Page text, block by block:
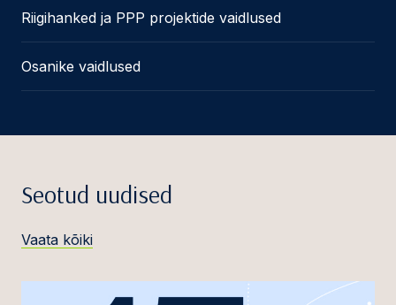
Riigihanked ja PPP projektide vaidlused
Osanike vaidlused
Seotud uudised
Vaata kõiki